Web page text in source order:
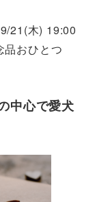
21(木) 19:00
おひとつ
中心で愛犬